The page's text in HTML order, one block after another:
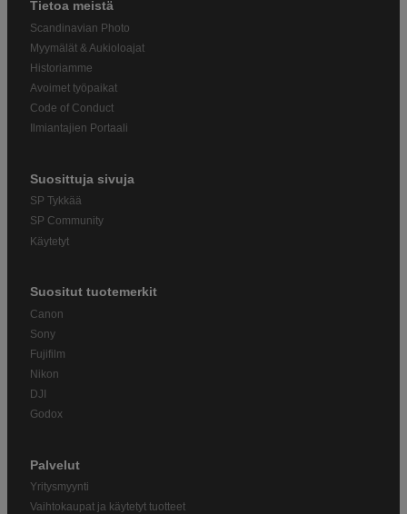
Tietoa meistä
Scandinavian Photo
Myymälät & Aukioloajat
Historiamme
Avoimet työpaikat
Code of Conduct
Ilmiantajien Portaali
Suosittuja sivuja
SP Tykkää
SP Community
Käytetyt
Suositut tuotemerkit
Canon
Sony
Fujifilm
Nikon
DJI
Godox
Palvelut
Yritysmyynti
Vaihtokaupat ja käytetyt tuotteet